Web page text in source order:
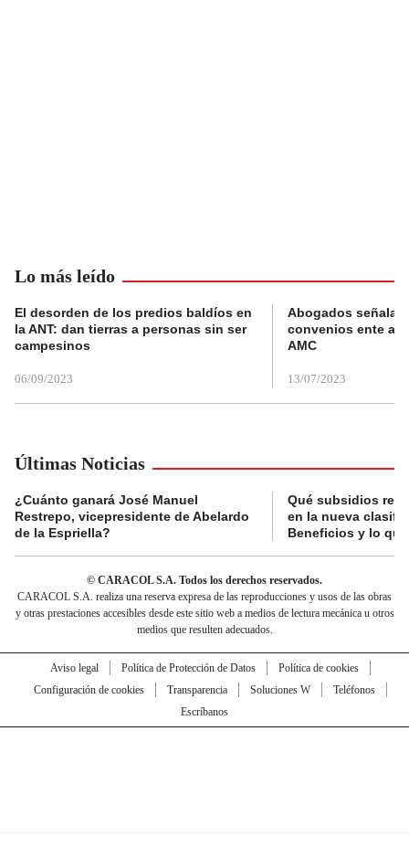
Lo más leído
El desorden de los predios baldíos en
la ANT: dan tierras a personas sin ser
campesinos
06/09/2023
Abogados
convenios ente
AMC
13/07/2023
Últimas Noticias
¿Cuánto ganará José Manuel
Restrepo, vicepresidente de Abelardo
de la Espriella?
Qué subsidios
en la nueva
Beneficios y lo
© CARACOL S.A. Todos los derechos reservados.
CARACOL S.A. realiza una reserva expresa de las reproducciones y usos de las obras
y otras prestaciones accesibles desde este sitio web a medios de lectura mecánica u otros
medios que resulten adecuados.
Aviso legal Política de Protección de Datos
Política de cookies
Configuración de cookies
Transparencia Soluciones W
Teléfonos
Escríbanos